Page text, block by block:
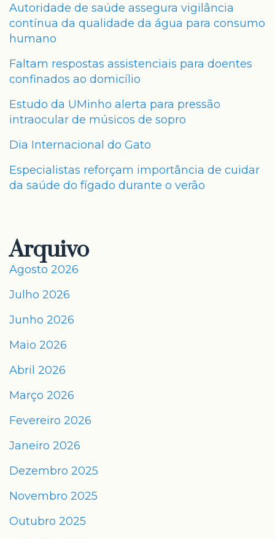
Autoridade de saúde assegura vigilância
contínua da qualidade da água para consumo
humano
Faltam respostas assistenciais para doentes
confinados ao domicílio
Estudo da UMinho alerta para pressão
intraocular de músicos de sopro
Dia Internacional do Gato
Especialistas reforçam importância de cuidar
da saúde do fígado durante o verão
Arquivo
Agosto 2026
Julho 2026
Junho 2026
Maio 2026
Abril 2026
Março 2026
Fevereiro 2026
Janeiro 2026
Dezembro 2025
Novembro 2025
Outubro 2025